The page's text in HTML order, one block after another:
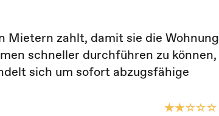
Mietern zahlt, damit sie die
schneller durchführen zu
sich um sofort abzugsfähige